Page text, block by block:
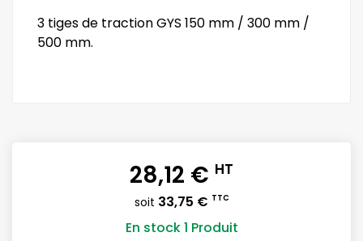
3 tiges de traction GYS 150 mm / 300 mm /
500 mm.
28,12 € HT
soit 33,75 € TTC
En stock1 Produit